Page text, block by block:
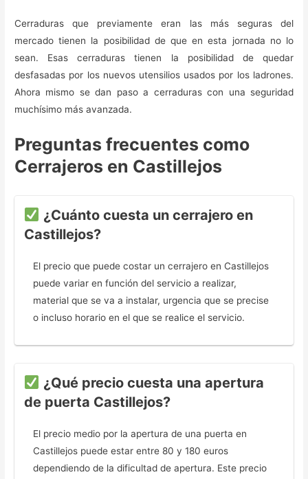
Cerraduras que previamente eran las más seguras del
mercado tienen la posibilidad de que en esta jornada no lo
sean. Esas cerraduras tienen la posibilidad de quedar
desfasadas por los nuevos utensilios usados por los ladrones.
Ahora mismo se dan paso a cerraduras con una seguridad
muchísimo más avanzada.
Preguntas frecuentes como
Cerrajeros en Castillejos
¿Cuánto cuesta un cerrajero en
Castillejos?
El precio que puede costar un cerrajero en Castillejos
puede variar en función del servicio a realizar,
material que se va a instalar, urgencia que se precise
o incluso horario en el que se realice el servicio.
¿Qué precio cuesta una apertura
de puerta Castillejos?
El precio medio por la apertura de una puerta en
Castillejos puede estar entre 80 y 180 euros
dependiendo de la dificultad de apertura. Este precio